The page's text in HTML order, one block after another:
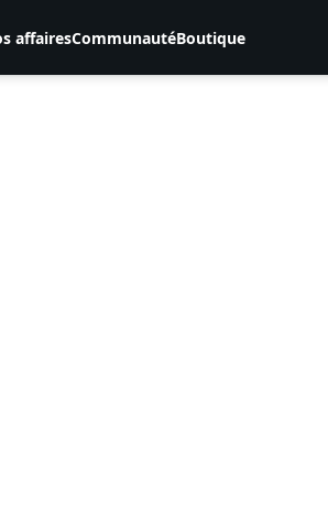
affairesCommunautéBoutique